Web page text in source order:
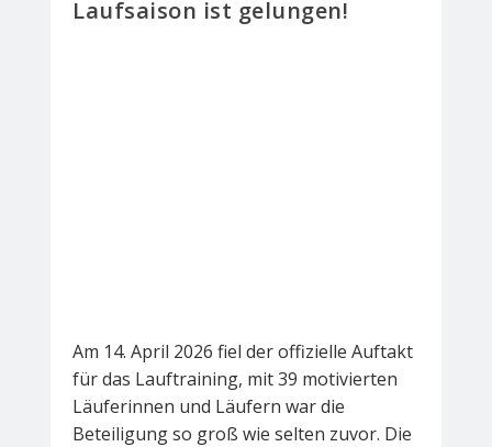
Laufsaison ist gelungen!
Am 14. April 2026 fiel der offizielle Auftakt
für das Lauftraining, mit 39 motivierten
Läuferinnen und Läufern war die
Beteiligung so groß wie selten zuvor. Die